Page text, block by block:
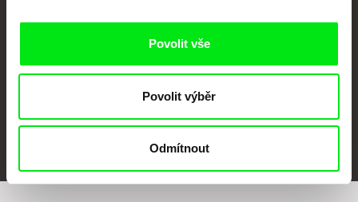
Povolit vše
Povolit výběr
Odmítnout
FIDMarseille MFDF Ji.hlava Visions du Réel